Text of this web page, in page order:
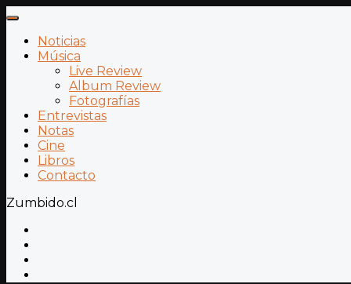
Noticias
Música
Live Review
Album Review
Fotografías
Entrevistas
Notas
Cine
Libros
Contacto
Zumbido.cl